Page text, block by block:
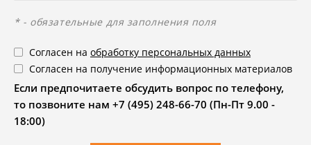
* - обязательные для заполнения поля
Согласен на обработку персональных данных
Согласен на получение информационных материалов
Если предпочитаете обсудить вопрос по телефону,
то позвоните нам +7 (495) 248-66-70 (Пн-Пт 9.00 -
18:00)